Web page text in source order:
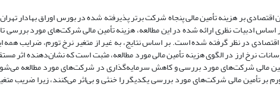
اقتصادی بر هزینه تأمین مالی پنجاه شرکت برتر پذیرفته شده در بورس اوراق بهادار
های مورد بررسی
در نظر گرفته شده است. بر اساس نتایج، به غیر از متغیر نرخ تورم، ضرایب همه
نرخ ارز در الگوی هزینه تأمین مالی مورد مطالعه، مثبت است که نشاندهنده اثر
مالی شرکتهای مورد بررسی و کاهش سرمایهگذاری در شرکتهای مورد مطالعه می
بر تأمین مالی شرکتهای مورد بررسی یکدیگر را خنثی و بیاثر میکنند، زیرا ضریب